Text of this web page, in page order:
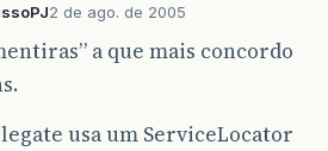
2 de ago. de 2005
a que mais concordo
usa um ServiceLocator